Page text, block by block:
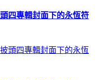
四專輯封面下的永恆符